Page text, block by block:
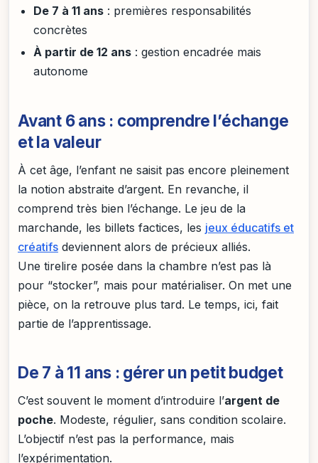
De 7 à 11 ans : premières responsabilités
concrètes
À partir de 12 ans : gestion encadrée mais
autonome
Avant 6 ans : comprendre l’échange
et la valeur
À cet âge, l’enfant ne saisit pas encore pleinement
la notion abstraite d’argent. En revanche, il
comprend très bien l’échange. Le jeu de la
marchande, les billets factices, les jeux éducatifs et
créatifs deviennent alors de précieux alliés.
Une tirelire posée dans la chambre n’est pas là
pour “stocker”, mais pour matérialiser. On met une
pièce, on la retrouve plus tard. Le temps, ici, fait
partie de l’apprentissage.
De 7 à 11 ans : gérer un petit budget
C’est souvent le moment d’introduire l’argent de
poche. Modeste, régulier, sans condition scolaire.
L’objectif n’est pas la performance, mais
l’expérimentation.